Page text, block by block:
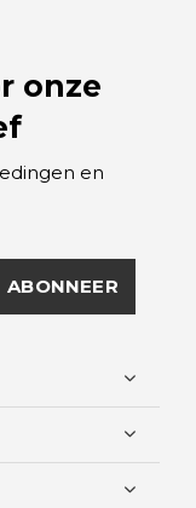
onze
en
ABONNEER